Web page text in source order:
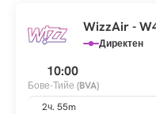
WizzAir -
Директен
10:00
Бове-Тийе (BVA)
2ч. 55m